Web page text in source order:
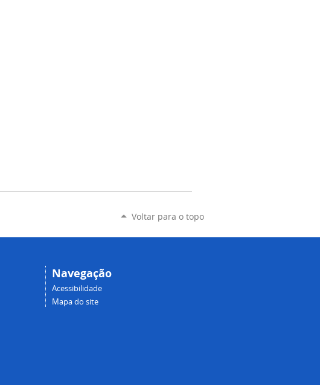
Voltar para o topo
Navegação
Acessibilidade
Mapa do site